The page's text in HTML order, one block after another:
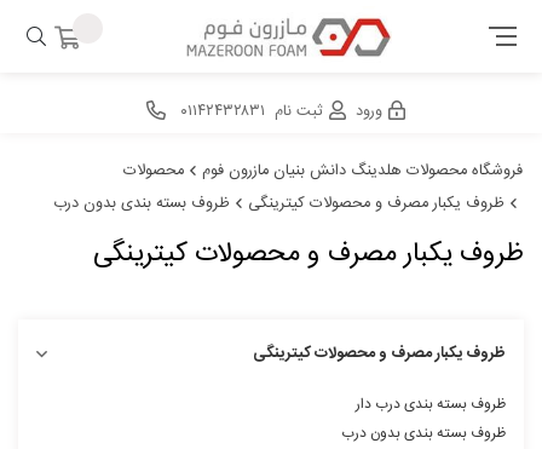
ورود ثبت نام ۰۱۱۴۲۴۳۲۸۳۱
فروشگاه محصولات هلدینگ دانش بنیان مازرون فوم
محصولات
ظروف یکبار مصرف و محصولات کیترینگی
ظروف بسته بندی بدون درب
ظروف یکبار مصرف و محصولات کیترینگی
ظروف یکبار مصرف و محصولات کیترینگی
ظروف بسته بندی درب دار
ظروف بسته بندی بدون درب